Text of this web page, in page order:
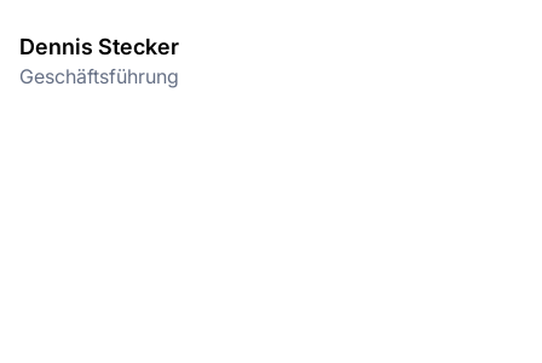
Dennis Stecker
Geschäftsführung